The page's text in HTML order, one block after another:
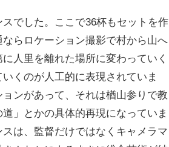
でした。ここで36杯もセットを作
らロケーション撮影で村から山へ
人里を離れた場所に変わっていく
くのが人工的に表現されていま
ンがあって、それは楢山参りで教
」とかの具体的再現になっていま
は、監督だけではなくキャメラマ